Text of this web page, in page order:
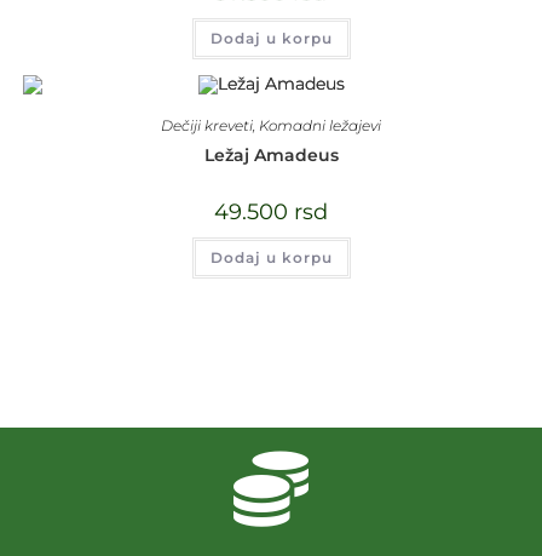
Dodaj u korpu
Dečiji kreveti, Komadni ležajevi
Ležaj Amadeus
49.500 rsd
Dodaj u korpu